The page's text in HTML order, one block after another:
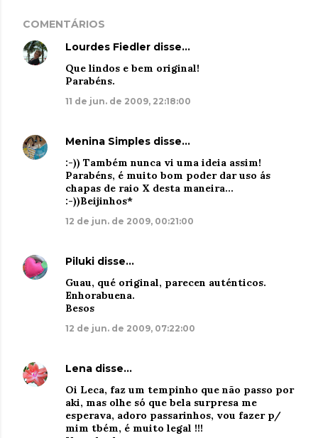
COMENTÁRIOS
Lourdes Fiedler disse…
Que lindos e bem original!
Parabéns.
11 de jun. de 2009, 22:18:00
Menina Simples disse…
:-)) Também nunca vi uma ideia assim!
Parabéns, é muito bom poder dar uso ás
chapas de raio X desta maneira...
:-))Beijinhos*
12 de jun. de 2009, 00:21:00
Piluki disse…
Guau, qué original, parecen auténticos.
Enhorabuena.
Besos
12 de jun. de 2009, 07:22:00
Lena disse…
Oi Leca, faz um tempinho que não passo por
aki, mas olhe só que bela surpresa me
esperava, adoro passarinhos, vou fazer p/
mim tbém, é muito legal !!!